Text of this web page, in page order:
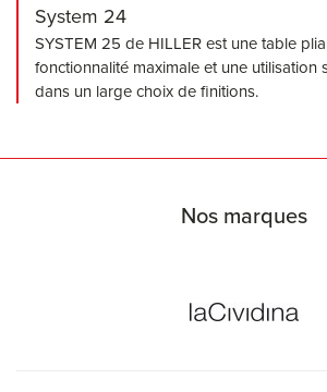
System 24
SYSTEM 25 de HILLER est une table
fonctionnalité maximale et une utilisation
dans un large choix de finitions.
Nos marques